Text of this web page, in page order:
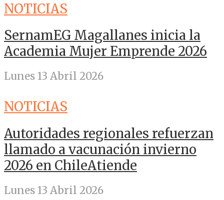
NOTICIAS
SernamEG Magallanes inicia la
Academia Mujer Emprende 2026
Lunes 13 Abril 2026
NOTICIAS
Autoridades regionales refuerzan
llamado a vacunación invierno
2026 en ChileAtiende
Lunes 13 Abril 2026